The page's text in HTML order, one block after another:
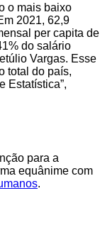
o mais baixo
2021, 62,9
per capita de
do salário
Vargas. Esse
total do país,
Estatística”,
para a
equânime com
.